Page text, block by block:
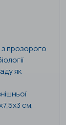
​​з прозорого
як
см,